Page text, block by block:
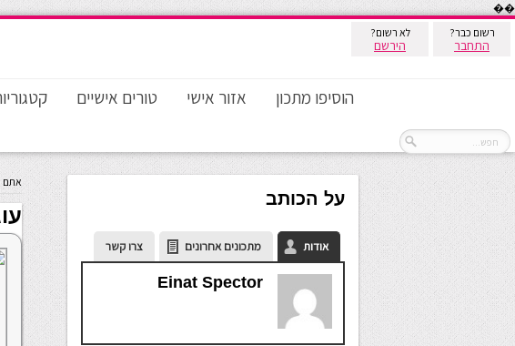
��
רשום כבר?
התחבר
לא רשום?
הירשם
הוסיפו מתכון אזור אישי טורים אישיים
אתם
על הכותב
אודות מתכונים אחרונים צרו קשר
Einat Spector